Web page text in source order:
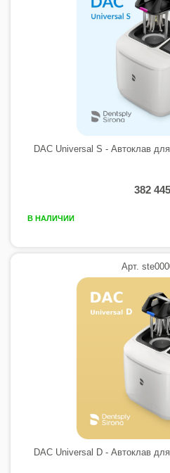
DAC Universal S - Автоклав
382
В НАЛИЧИИ
Арт.
DAC Universal D - Автоклав